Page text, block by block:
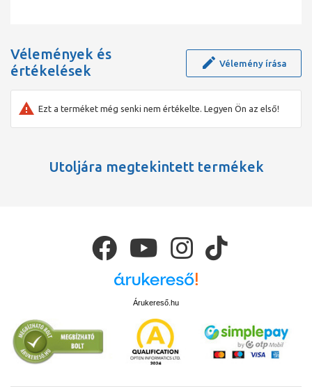
Vélemények és
értékelések
Vélemény írása
Ezt a terméket még senki nem értékelte. Legyen Ön az első!
Utoljára megtekintett termékek
Árukereső.hu